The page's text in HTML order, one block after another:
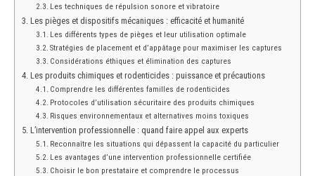
Les techniques de répulsion sonore et vibratoire
Les pièges et dispositifs mécaniques : efficacité et humanité
Les différents types de pièges et leur utilisation optimale
Stratégies de placement et d’appâtage pour maximiser les captures
Considérations éthiques et élimination des captures
Les produits chimiques et rodenticides : puissance et précautions
Comprendre les différentes familles de rodenticides
Protocoles d’utilisation sécuritaire des produits chimiques
Risques environnementaux et alternatives moins toxiques
L’intervention professionnelle : quand faire appel aux experts
Reconnaître les situations qui dépassent la capacité du particulier
Les avantages d’une intervention professionnelle certifiée
Choisir le bon prestataire et comprendre le processus